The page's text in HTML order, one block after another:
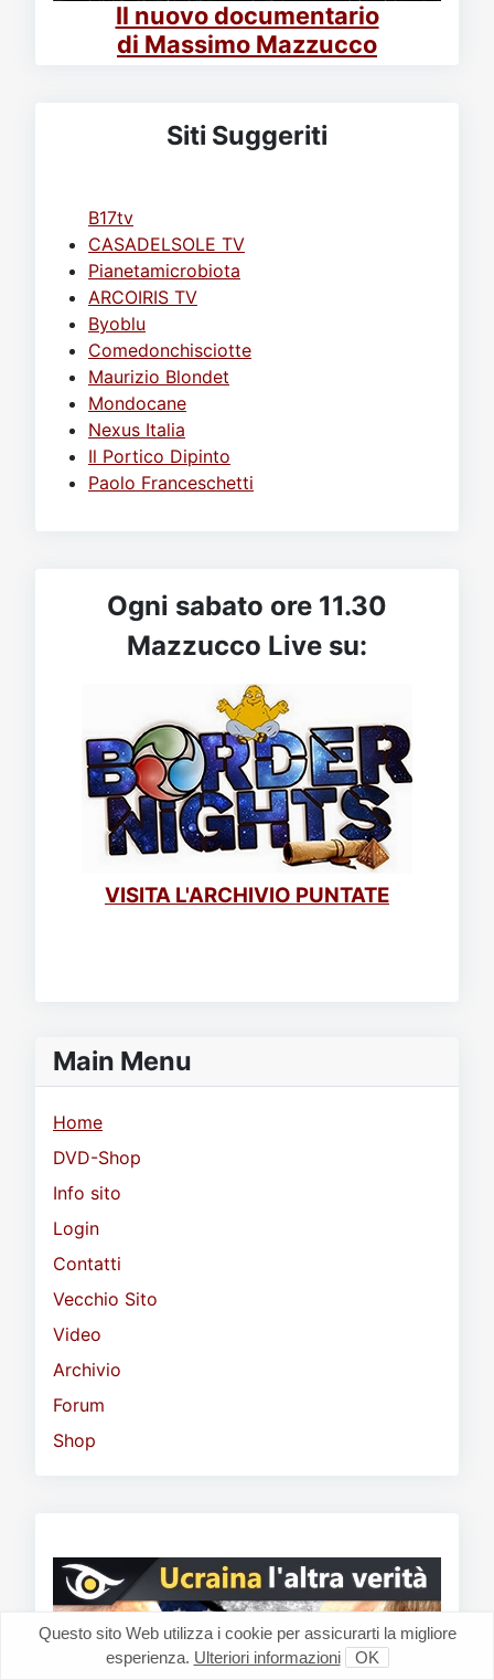
Main Menu
Home
DVD-Shop
Info sito
Login
Contatti
Vecchio Sito
Video
Archivio
Forum
Shop
Il nuovo documentario
di Massimo Mazzucco
Siti Suggeriti
B17tv
CASADELSOLE TV
Pianetamicrobiota
ARCOIRIS TV
Byoblu
Comedonchisciotte
Maurizio Blondet
Mondocane
Nexus Italia
Il Portico Dipinto
Paolo Franceschetti
Ogni sabato ore 11.30
Mazzucco Live su:
VISITA L'ARCHIVIO PUNTATE
Questo sito Web utilizza i cookie per assicurarti la migliore
esperienza. Ulteriori informazioni OK